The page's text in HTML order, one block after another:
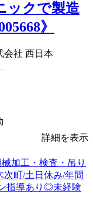
ックで製造
》
会社 西日本
詳細を表示